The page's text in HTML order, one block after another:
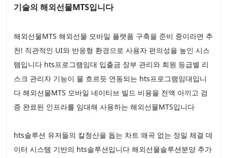
기술의 해외선물MTS입니다
해외선물MTS 해외선물 모바일 플랫폼 구축을 준비 중이라면 추
천! 직관적인 UI와 반응형 환경으로 사용자 편의성을 높인 시스
템입니다 hts프로그램임대 입출금 장부 관리와 회원 등급별 리
스크 관리자 기능이 물 흐르듯 연동되는 hts프로그램임대입니
다 해외선물MTS 모바일 네이티브 빌드 비용을 전액 아끼고 검
증 완료된 인프라를 임대해 사용하는 해외선물MTS입니다
hts솔루션 유저들의 칼청산을 돕는 차트 왜곡 없는 정밀 체결 데
이터 시스템 기반의 hts솔루션입니다 해외선물솔루션분양 추가